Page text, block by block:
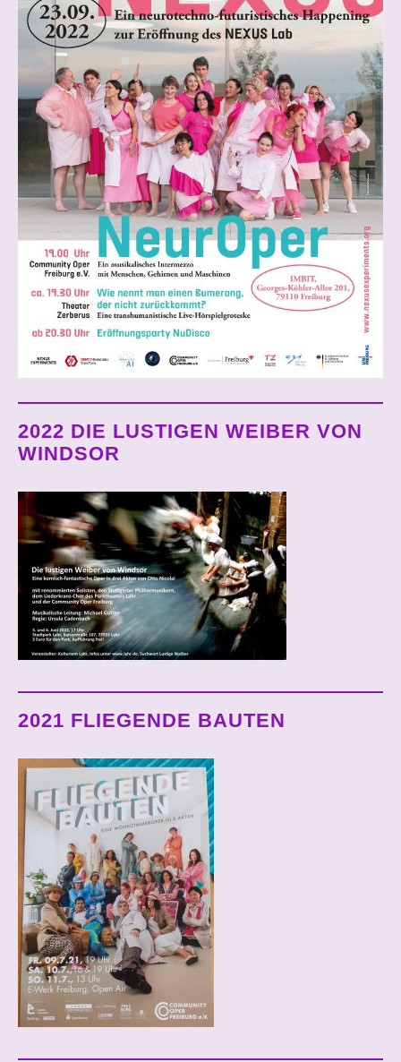
2022 DIE LUSTIGEN WEIBER VON
WINDSOR
2021 FLIEGENDE BAUTEN